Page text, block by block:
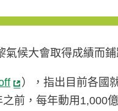
候大會取得成績而鋪
），指出目前各國
前，每年動用1,000